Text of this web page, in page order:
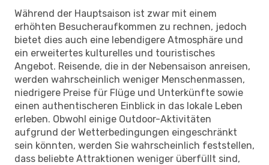
Während der Hauptsaison ist zwar mit einem
erhöhten Besucheraufkommen zu rechnen, jedoch
bietet dies auch eine lebendigere Atmosphäre und
ein erweitertes kulturelles und touristisches
Angebot. Reisende, die in der Nebensaison anreisen,
werden wahrscheinlich weniger Menschenmassen,
niedrigere Preise für Flüge und Unterkünfte sowie
einen authentischeren Einblick in das lokale Leben
erleben. Obwohl einige Outdoor-Aktivitäten
aufgrund der Wetterbedingungen eingeschränkt
sein könnten, werden Sie wahrscheinlich feststellen,
dass beliebte Attraktionen weniger überfüllt sind,